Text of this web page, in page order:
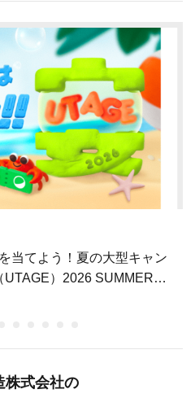
当てよう！夏の大型キャン
）2026 SUMMER」
株式会社の